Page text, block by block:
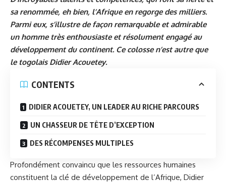
sa renommée, eh bien, l’Afrique en regorge des milliers.
Parmi eux, s’illustre de façon remarquable et admirable
un homme très enthousiaste et résolument engagé au
développement du continent. Ce colosse n’est autre que
le togolais Didier Acouetey.
CONTENTS
DIDIER ACOUETEY, UN LEADER AU RICHE PARCOURS
UN CHASSEUR DE TÊTE D’EXCEPTION
DES RÉCOMPENSES MULTIPLES
Profondément convaincu que les ressources humaines
constituent la clé de développement de l’Afrique, Didier